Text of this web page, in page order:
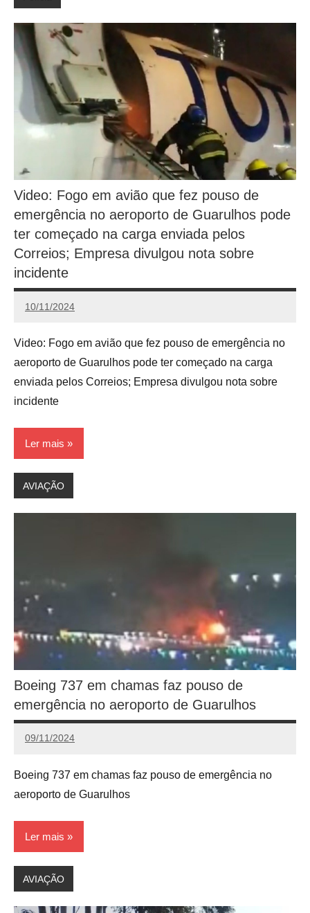
Video: Fogo em avião que fez pouso de
emergência no aeroporto de Guarulhos pode
ter começado na carga enviada pelos
Correios; Empresa divulgou nota sobre
incidente
10/11/2024
Redação
Video: Fogo em avião que fez pouso de emergência no
aeroporto de Guarulhos pode ter começado na carga
enviada pelos Correios; Empresa divulgou nota sobre
incidente
Ler mais
AVIAÇÃO
Boeing 737 em chamas faz pouso de
emergência no aeroporto de Guarulhos
09/11/2024
Redação
Boeing 737 em chamas faz pouso de emergência no
aeroporto de Guarulhos
Ler mais
AVIAÇÃO